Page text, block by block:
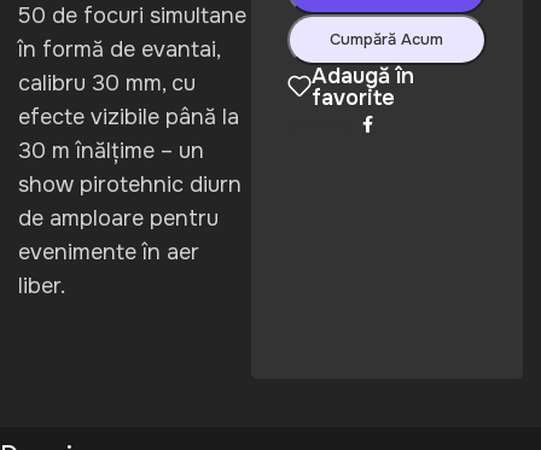
50 de focuri simultane
în formă de evantai,
calibru 30 mm, cu
efecte vizibile până la
30 m înălțime – un
show pirotehnic diurn
de amploare pentru
evenimente în aer
liber.
Cumpără Acum
Adaugă în
favorite